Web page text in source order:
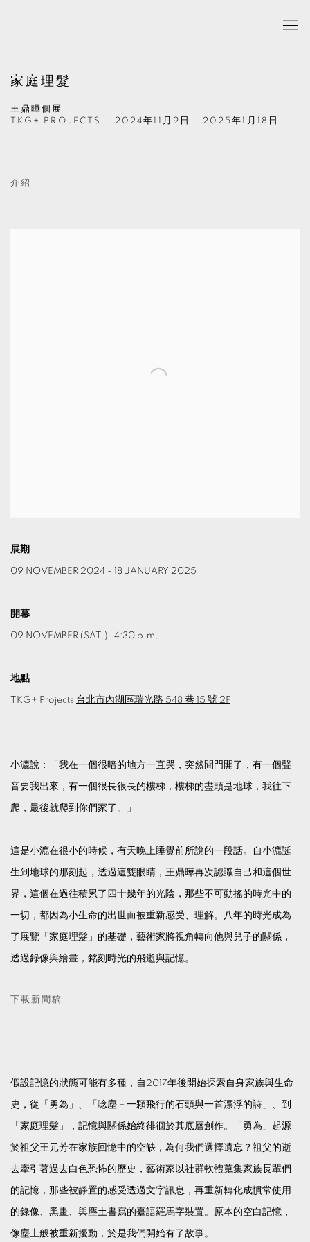
家庭理髮
王鼎曄個展
2024年11月9日 - 2025年1月18日
TKG+ PROJECTS
介紹
展期
09 NOVEMBER 2024 - 18 JANUARY 2025
開幕
09 NOVEMBER (SAT.) 4:30 p.m.
地點
TKG+ Projects 台北市內湖區瑞光路 548 巷 15 號 2F
小漉說：「我在一個很暗的地方一直哭，突然間門開了，有一個聲
音要我出來，有一個很長很長的樓梯，樓梯的盡頭是地球，我往下
爬，最後就爬到你們家了。」
這是小漉在很小的時候，有天晚上睡覺前所說的一段話。自小漉誕
生到地球的那刻起，透過這雙眼睛，王鼎曄再次認識自己和這個世
界，這個在過往積累了四十幾年的光陰，那些不可動搖的時光中的
一切，都因為小生命的出世而被重新感受、理解。八年的時光成為
了展覽「家庭理髮」的基礎，藝術家將視角轉向他與兒子的關係，
透過錄像與繪畫，銘刻時光的飛逝與記憶。
下載新聞稿
假設記憶的狀態可能有多種，自2017年後開始探索自身家族與生命
史，從「勇為」、「唸塵－一顆飛行的石頭與一首漂浮的詩」、到
「家庭理髮」，記憶與關係始終徘徊於其底層創作。「勇為」起源
於祖父王元芳在家族回憶中的空缺，為何我們選擇遺忘？祖父的逝
去牽引著過去白色恐怖的歷史，藝術家以社群軟體蒐集家族長輩們
的記憶，那些被靜置的感受透過文字訊息，再重新轉化成慣常使用
的錄像、黑畫、與塵土書寫的臺語羅馬字裝置。原本的空白記憶，
像塵土般被重新擾動，於是我們開始有了故事。